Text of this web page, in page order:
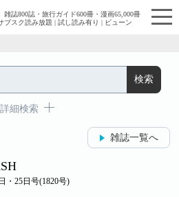
雑誌800誌・旅行ガイド600冊・漫画65,000冊
ブスク読み放題 | 試し読み有り | ビューン
詳細検索
雑誌一覧へ
・25日号(1820号)